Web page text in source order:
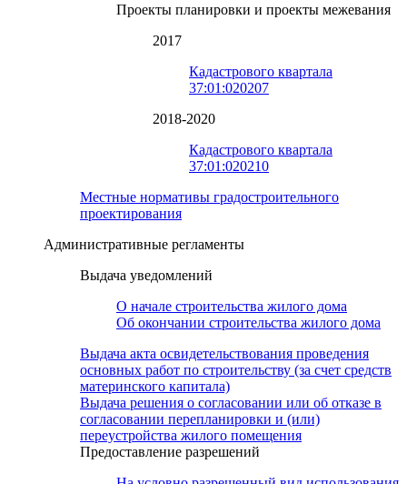
Проекты планировки и проекты межевания
2017
Кадастрового квартала
37:01:020207
2018-2020
Кадастрового квартала
37:01:020210
Местные нормативы градостроительного
проектирования
Административные регламенты
Выдача уведомлений
О начале строительства жилого дома
Об окончании строительства жилого дома
Выдача акта освидетельствования проведения
основных работ по строительству (за счет средств
материнского капитала)
Выдача решения о согласовании или об отказе в
согласовании перепланировки и (или)
переустройства жилого помещения
Предоставление разрешений